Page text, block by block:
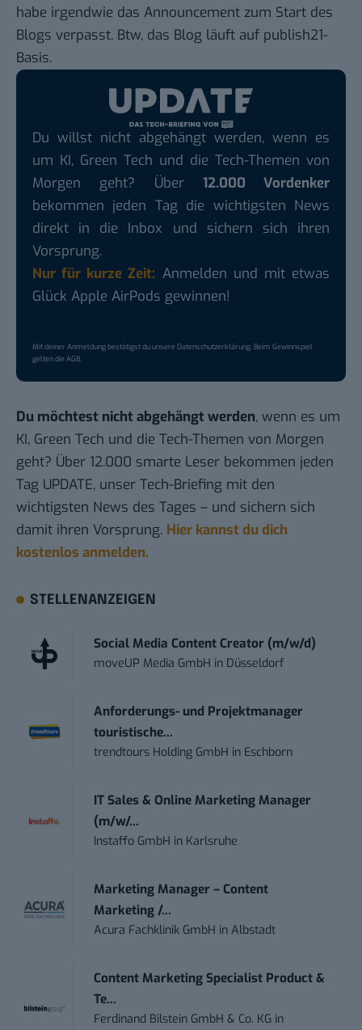
habe irgendwie das Announcement zum Start des
Blogs verpasst. Btw, das Blog läuft auf publish21-
Basis.
Du willst nicht abgehängt werden, wenn es
um KI, Green Tech und die Tech-Themen von
Morgen geht? Über 12.000 Vordenker
bekommen jeden Tag die wichtigsten News
direkt in die Inbox und sichern sich ihren
Vorsprung.
Nur für kurze Zeit: Anmelden und mit etwas
Glück Apple AirPods gewinnen!
Mit deiner Anmeldung bestätigst du unsereDatenschutzerklärung. Beim Gewinnspiel
gelten dieAGB.
Du möchtest nicht abgehängt werden, wenn es um
KI, Green Tech und die Tech-Themen von Morgen
geht? Über 12.000 smarte Leser bekommen jeden
Tag UPDATE, unser Tech-Briefing mit den
wichtigsten News des Tages – und sichern sich
damit ihren Vorsprung. Hier kannst du dich
kostenlos anmelden.
STELLENANZEIGEN
Social Media Content Creator (m/w/d)
moveUP Media GmbH in Düsseldorf
Anforderungs- und Projektmanager
touristische...
trendtours Holding GmbH in Eschborn
IT Sales & Online Marketing Manager
(m/w/...
Instaffo GmbH in Karlsruhe
Marketing Manager – Content
Marketing /...
Acura Fachklinik GmbH inAlbstadt
Content Marketing Specialist Product &
Te...
Ferdinand Bilstein GmbH & Co. KG in